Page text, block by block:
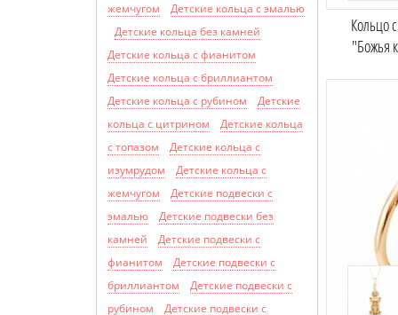
жемчугом
Детские кольца с эмалью
Детские кольца без камней
Детские кольца с фианитом
Детские кольца с бриллиантом
Детские кольца с рубином
Детские
кольца с цитрином
Детские кольца
с топазом
Детские кольца с
изумрудом
Детские кольца с
жемчугом
Детские подвески с
эмалью
Детские подвески без
камней
Детские подвески с
фианитом
Детские подвески с
бриллиантом
Детские подвески с
рубином
Детские подвески с
Кольцо
"Божья